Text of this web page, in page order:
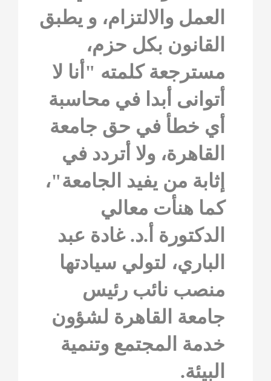
العمل والالتزام، و يطبق
القانون بكل حزم،
مسترجعة كلمته "أنا لا
أتوانى أبدا في محاسبة
أي خطأ في حق جامعة
القاهرة، ولا أتردد في
إثابة من يفيد الجامعة"،
كما هنأت معالي
الدكتورة أ.د. غادة عبد
الباري، لتولي سيادتها
منصب نائب رئيس
جامعة القاهرة لشؤون
خدمة المجتمع وتنمية
البيئة.